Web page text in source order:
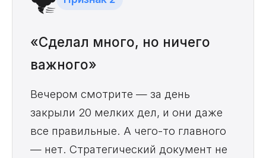
«Сделал много, но ничего
важного»
Вечером смотрите — за день
закрыли 20 мелких дел, и они даже
все правильные. А чего-то главного
— нет. Стратегический документ не